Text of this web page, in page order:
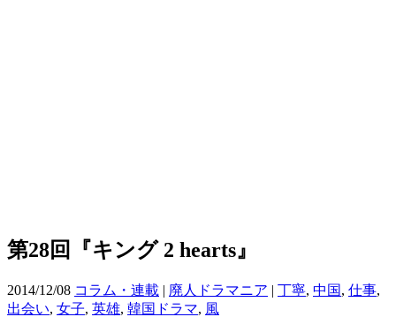
第28回『キング 2 hearts』
2014/12/08 コラム・連載 | 廃人ドラマニア | 丁寧, 中国, 仕事,
出会い, 女子, 英雄, 韓国ドラマ, 風